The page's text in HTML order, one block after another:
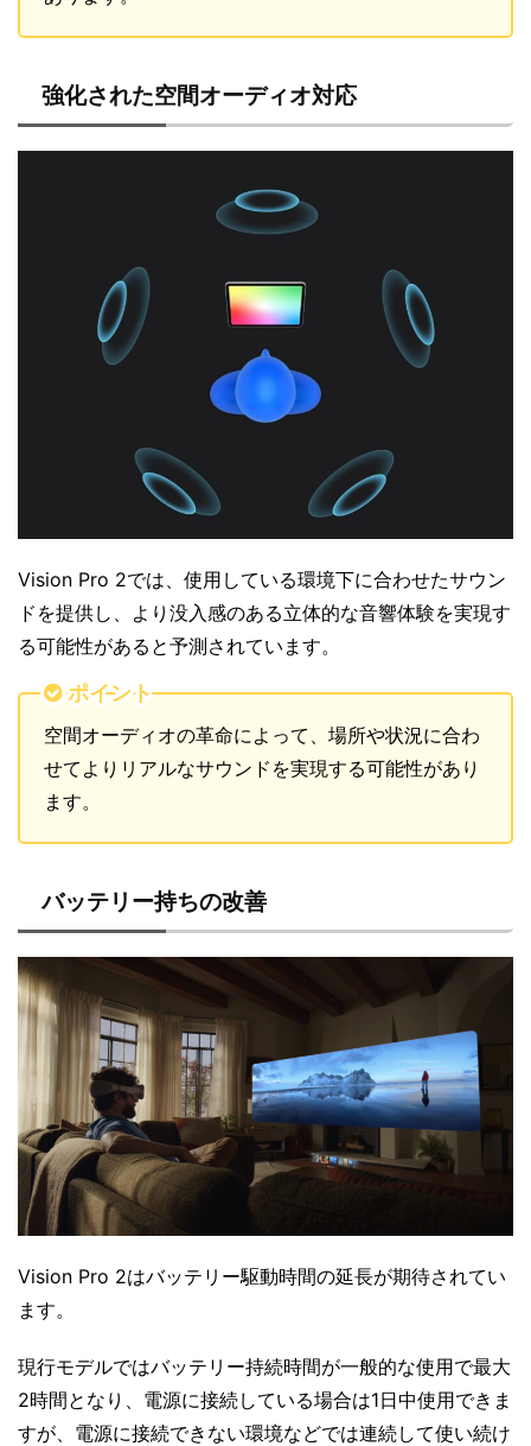
強化された空間オーディオ対応
Vision Pro 2では、使用している環境下に合わせたサウン
ドを提供し、より没入感のある立体的な音響体験を実現す
る可能性があると予測されています。
ポイント
空間オーディオの革命によって、場所や状況に合わ
せてよりリアルなサウンドを実現する可能性があり
ます。
バッテリー持ちの改善
Vision Pro 2はバッテリー駆動時間の延長が期待されてい
ます。
現行モデルではバッテリー持続時間が一般的な使用で最大
2時間となり、電源に接続している場合は1日中使用できま
すが、電源に接続できない環境などでは連続して使い続け